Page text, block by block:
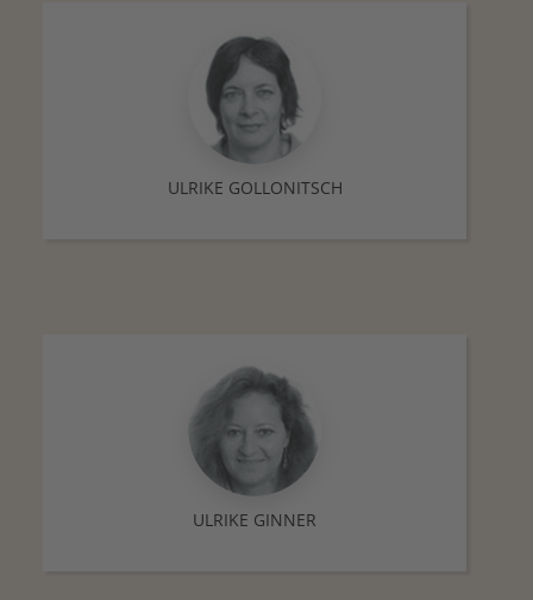
ULRIKE GOLLONITSCH
ULRIKE GINNER